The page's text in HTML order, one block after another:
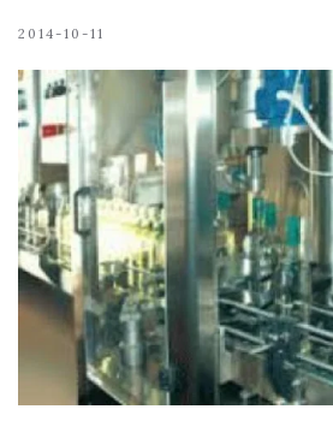
2014-10-11